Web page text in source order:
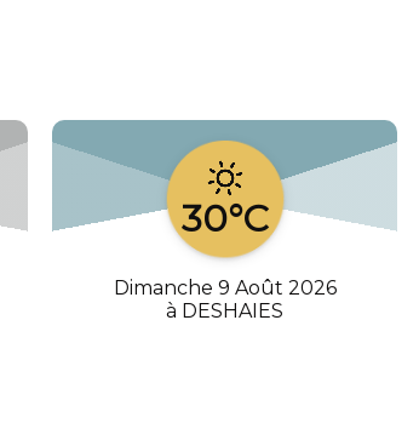
30°C
Dimanche 9 Août 2026
à DESHAIES